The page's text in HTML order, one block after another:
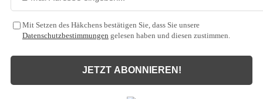
Mit Setzen des Häkchens bestätigen Sie, dass Sie unsere
Datenschutzbestimmungen gelesen haben und diesen zustimmen.
JETZT ABONNIEREN!